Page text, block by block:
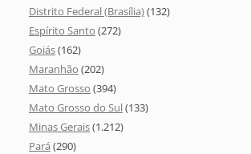
Distrito Federal (Brasília)(132)
Espírito Santo (272)
Goiás(162)
Maranhão (202)
Mato Grosso (394)
Mato Grosso do Sul(133)
Minas Gerais(1.212)
Pará (290)